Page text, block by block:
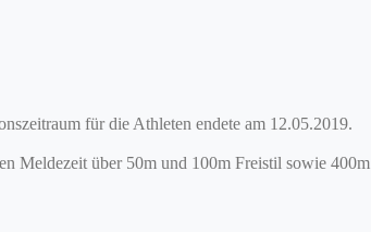
für die Athleten endete am 12.05.2019.
Meldezeit über 50m und 100m Freistil sowie 400m